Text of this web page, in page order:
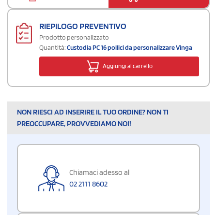
RIEPILOGO PREVENTIVO
Prodotto personalizzato
Quantità:Custodia PC 16 pollici da personalizzare Vinga
Aggiungi al carrello
NON RIESCI AD INSERIRE IL TUO ORDINE? NON TI
PREOCCUPARE, PROVVEDIAMO NOI!
Chiamaci adesso al
02 2111 8602